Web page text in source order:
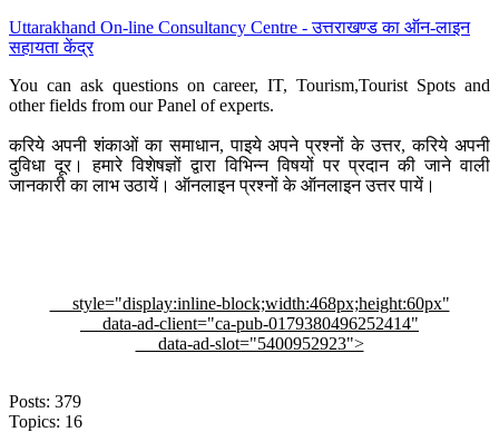
Uttarakhand On-line Consultancy Centre - उत्तराखण्ड का ऑन-लाइन
सहायता केंद्र
You can ask questions on career, IT, Tourism,Tourist Spots and
other fields from our Panel of experts.
करिये अपनी शंकाओं का समाधान, पाइये अपने प्रश्नों के उत्तर, करिये अपनी
दुविधा दूर। हमारे विशेषज्ञों द्वारा विभिन्न विषयों पर प्रदान की जाने वाली
जानकारी का लाभ उठायें। ऑनलाइन प्रश्नों के ऑनलाइन उत्तर पायें।
style="display:inline-block;width:468px;height:60px"
data-ad-client="ca-pub-0179380496252414"
data-ad-slot="5400952923">
Posts: 379
Topics: 16